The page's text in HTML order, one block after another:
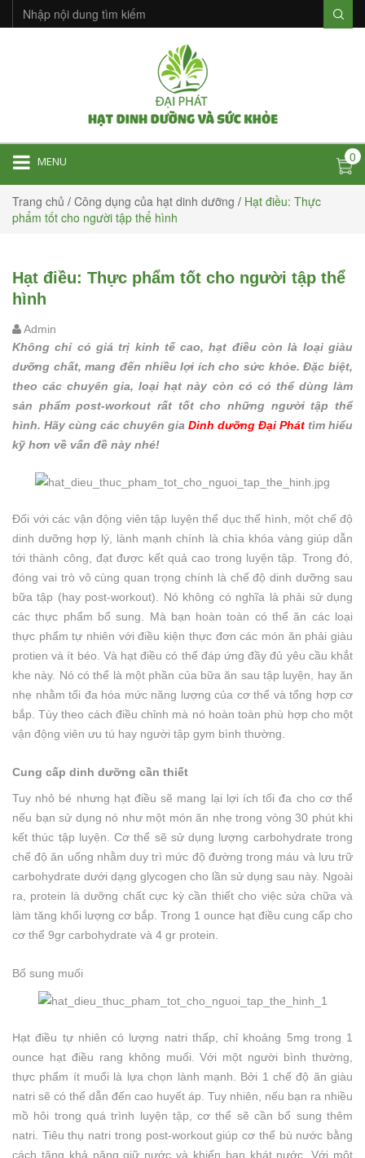
MENU 0
Trang chủ / Công dụng của hạt dinh dưỡng / Hạt điều: Thực
phẩm tốt cho người tập thể hình
Hạt điều: Thực phẩm tốt cho người tập thể
hình
Admin
Không chỉ có giá trị kinh tế cao, hạt điều còn là loại giàu
dưỡng chất, mang đến nhiều lợi ích cho sức khỏe. Đặc biệt,
theo các chuyên gia, loại hạt này còn có có thể dùng làm
sản phẩm post-workout rất tốt cho những người tập thể
hình. Hãy cùng các chuyên gia Dinh dưỡng Đại Phát tìm hiểu
kỹ hơn về vấn đề này nhé!
Đối với các vận động viên tập luyện thể dục thể hình, một chế độ
dinh dưỡng hợp lý, lành mạnh chính là chìa khóa vàng giúp dẫn
tới thành công, đạt được kết quả cao trong luyện tập. Trong đó,
đóng vai trò vô cùng quan trọng chính là chế độ dinh dưỡng sau
bữa tập (hay post-workout). Nó không có nghĩa là phải sử dụng
các thực phẩm bổ sung. Mà bạn hoàn toàn có thể ăn các loại
thực phẩm tự nhiên với điều kiện thực đơn các món ăn phải giàu
protien và ít béo. Và hạt điều có thể đáp ứng đầy đủ yêu cầu khắt
khe này. Nó có thể là một phần của bữa ăn sau tập luyện, hay ăn
nhẹ nhằm tối đa hóa mức năng lượng của cơ thể và tổng hợp cơ
bắp. Tùy theo cách điều chỉnh mà nó hoàn toàn phù hợp cho một
vận động viên ưu tú hay người tập gym bình thường.
Cung cấp dinh dưỡng cần thiết
Tuy nhỏ bé nhưng hạt điều sẽ mang lại lợi ích tối đa cho cơ thể
nếu bạn sử dụng nó như một món ăn nhẹ trong vòng 30 phút khi
kết thúc tập luyện. Cơ thể sẽ sử dụng lượng carbohydrate trong
chế độ ăn uống nhằm duy trì mức độ đường trong máu và lưu trữ
carbohydrate dưới dạng glycogen cho lần sử dụng sau này. Ngoài
ra, protein là dưỡng chất cực kỳ cần thiết cho việc sửa chữa và
làm tăng khối lượng cơ bắp. Trong 1 ounce hạt điều cung cấp cho
cơ thể 9gr carbohydrate và 4 gr protein.
Bổ sung muối
Hạt điều tự nhiên có lượng natri thấp, chỉ khoảng 5mg trong 1
ounce hạt điều rang không muối. Với một người bình thường,
thực phẩm ít muối là lựa chọn lành mạnh. Bởi 1 chế độ ăn giàu
natri sẽ có thể dẫn đến cao huyết áp. Tuy nhiên, nếu bạn ra nhiều
mồ hôi trong quá trình luyện tập, cơ thể sẽ cần bổ sung thêm
natri. Tiêu thụ natri trong post-workout giúp cơ thể bù nước bằng
cách tăng khả năng giữ nước và khiến bạn khát nước. Với một